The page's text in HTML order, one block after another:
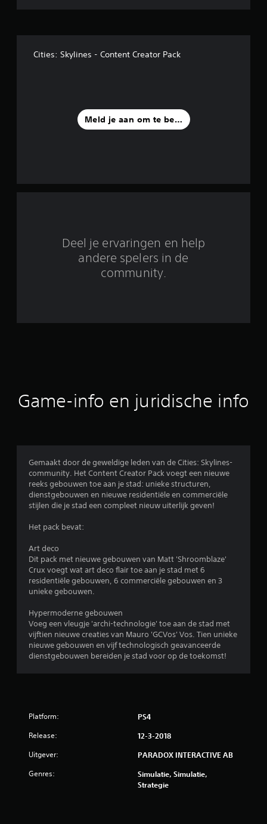
t
i
e
r
l
i
n
Cities: Skylines - Content Creator Pack
Meld je aan om te beoordelen
Deel je ervaringen en help
andere spelers in de
community.
Game-info en juridische info
Gemaakt door de geweldige leden van de Cities: Skylines-
community. Het Content Creator Pack voegt een nieuwe
reeks gebouwen toe aan je stad: unieke structuren,
dienstgebouwen en nieuwe residentiële en commerciële
stijlen die je stad een compleet nieuw uiterlijk geven!
Het pack bevat:
Art deco
Dit pack met nieuwe gebouwen van Matt 'Shroomblaze'
Crux voegt wat art deco flair toe aan je stad met 6
residentiële gebouwen, 6 commerciële gebouwen en 3
unieke gebouwen.
Hypermoderne gebouwen
Voeg een vleugje 'archi-technologie' toe aan de stad met
vijftien nieuwe creaties van Mauro 'GCVos' Vos. Tien unieke
nieuwe gebouwen en vijf technologisch geavanceerde
dienstgebouwen bereiden je stad voor op de toekomst!
Platform: PS4
Release: 12-3-2018
Uitgever: PARADOX INTERACTIVE AB
Genres:
Simulatie, Simulatie,
Strategie